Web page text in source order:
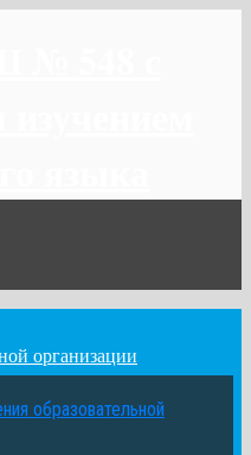
организации
образовательной